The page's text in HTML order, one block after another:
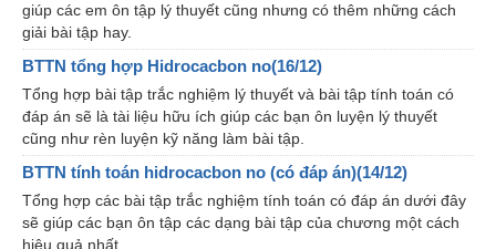
giúp các em ôn tập lý thuyết cũng nhưng có thêm những cách
giải bài tập hay.
BTTN tổng hợp Hidrocacbon no(16/12)
Tổng hợp bài tập trắc nghiệm lý thuyết và bài tập tính toán có
đáp án sẽ là tài liệu hữu ích giúp các bạn ôn luyện lý thuyết
cũng như rèn luyện kỹ năng làm bài tập.
BTTN tính toán hidrocacbon no (có đáp án)(14/12)
Tổng hợp các bài tập trắc nghiệm tính toán có đáp án dưới đây
sẽ giúp các bạn ôn tập các dạng bài tập của chương một cách
hiệu quả nhất.